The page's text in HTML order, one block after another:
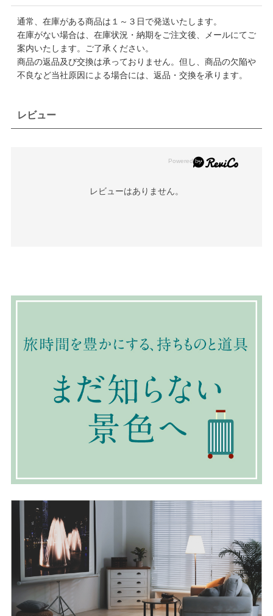
通常、在庫がある商品は１～３日で発送いたします。
在庫がない場合は、在庫状況・納期をご注文後、メールにてご
案内いたします。ご了承ください。
商品の返品及び交換は承っておりません。但し、商品の欠陥や
不良など当社原因による場合には、返品・交換を承ります。
レビュー
レビューはありません。